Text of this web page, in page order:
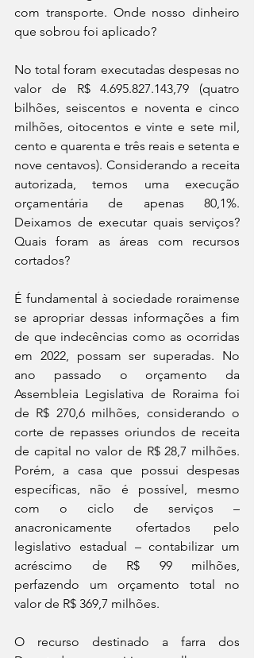
com transporte. Onde nosso dinheiro
que sobrou foi aplicado?
No total foram executadas despesas no
valor de R$ 4.695.827.143,79 (quatro
bilhões, seiscentos e noventa e cinco
milhões, oitocentos e vinte e sete mil,
cento e quarenta e três reais e setenta e
nove centavos). Considerando a receita
autorizada, temos uma execução
orçamentária de apenas 80,1%.
Deixamos de executar quais serviços?
Quais foram as áreas com recursos
cortados?
É fundamental à sociedade roraimense
se apropriar dessas informações a fim
de que indecências como as ocorridas
em 2022, possam ser superadas. No
ano passado o orçamento da
Assembleia Legislativa de Roraima foi
de R$ 270,6 milhões, considerando o
corte de repasses oriundos de receita
de capital no valor de R$ 28,7 milhões.
Porém, a casa que possui despesas
específicas, não é possível, mesmo
com o ciclo de serviços –
anacronicamente ofertados pelo
legislativo estadual – contabilizar um
acréscimo de R$ 99 milhões,
perfazendo um orçamento total no
valor de R$ 369,7 milhões.
O recurso destinado a farra dos